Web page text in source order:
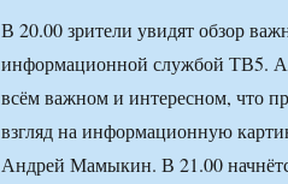
В 20.00 зрители увидят обзор
информационной службой ТВ5.
всём важном и интересном, что
взгляд на информационную
Андрей Мамыкин. В 21.00